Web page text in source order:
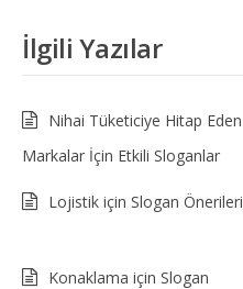
İlgili Yazılar
Nihai Tüketiciye Hitap Eden
Markalar İçin Etkili Sloganlar
Lojistik için Slogan Önerileri
Konaklama için Slogan